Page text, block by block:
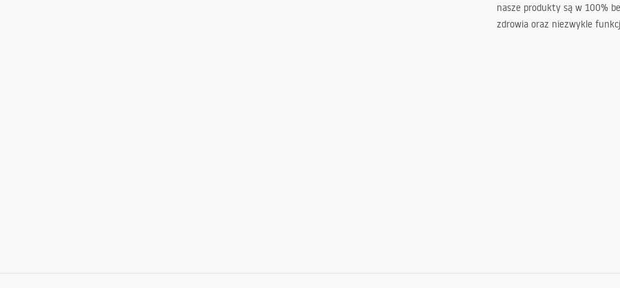
nasze produkty są w 100%
zdrowia oraz niezwykle